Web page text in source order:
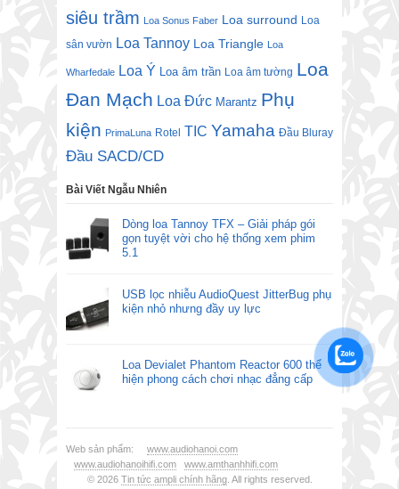
siêu trầm Loa Sonus Faber Loa surround Loa
sân vườn Loa Tannoy Loa Triangle Loa
Wharfedale Loa Ý Loa âm trần Loa âm tường Loa
Đan Mạch Loa Đức Marantz Phụ
kiện PrimaLuna Rotel TIC Yamaha Đầu Bluray
Đầu SACD/CD
Bài Viết Ngẫu Nhiên
Dòng loa Tannoy TFX – Giải pháp gói
gọn tuyệt vời cho hệ thống xem phim
5.1
USB lọc nhiễu AudioQuest JitterBug phụ
kiện nhỏ nhưng đầy uy lực
Loa Devialet Phantom Reactor 600 thể
hiện phong cách chơi nhạc đẳng cấp
Web sản phẩm: www.audiohanoi.com
www.audiohanoihifi.com
www.amthanhhifi.com
© 2026 Tin tức ampli chính hãng. All rights reserved.